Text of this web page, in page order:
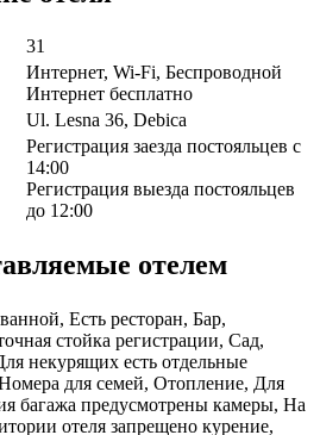
31
Интернет, Wi-Fi, Беспроводной
Интернет бесплатно
Ul. Lesna 36, Debica
Регистрация заезда постояльцев с
14:00
Регистрация выезда постояльцев
до 12:00
отелем
Есть ресторан, Бар,
стойка регистрации, Сад,
некурящих есть отдельные
для семей, Отопление, Для
багажа предусмотрены камеры, На
отеля запрещено курение,